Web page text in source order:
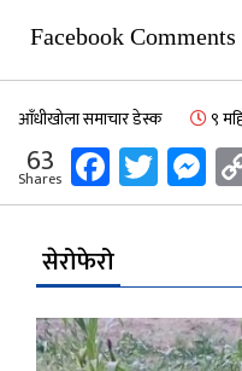
Facebook
आँधीखोला समाचार डेस्क ९
63
Shares
सेरोफेरो